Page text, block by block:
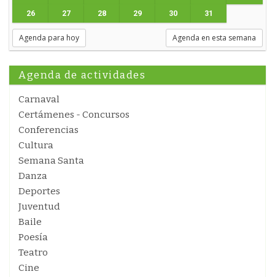
26 27 28 29 30 31
Agenda para hoy Agenda en esta semana
Agenda de actividades
Carnaval
Certámenes - Concursos
Conferencias
Cultura
Semana Santa
Danza
Deportes
Juventud
Baile
Poesía
Teatro
Cine